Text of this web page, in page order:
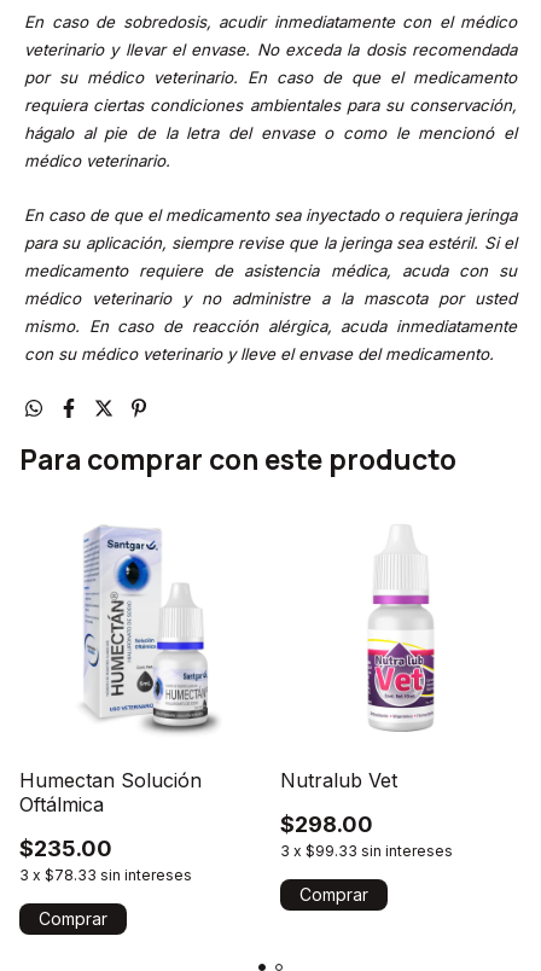
En caso de sobredosis, acudir inmediatamente con el médico
veterinario y llevar el envase. No exceda la dosis recomendada
por su médico veterinario. En caso de que el medicamento
requiera ciertas condiciones ambientales para su conservación,
hágalo al pie de la letra del envase o como le mencionó el
médico veterinario.
En caso de que el medicamento sea inyectado o requiera jeringa
para su aplicación, siempre revise que la jeringa sea estéril. Si el
medicamento requiere de asistencia médica, acuda con su
médico veterinario y no administre a la mascota por usted
mismo. En caso de reacción alérgica, acuda inmediatamente
con su médico veterinario y lleve el envase del medicamento.
Para comprar con este producto
Humectan Solución
Oftálmica
$235.00
3 x $78.33 sin intereses
Comprar
Nutralub Vet
$298.00
3 x $99.33 sin intereses